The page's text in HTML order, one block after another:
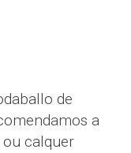
de
a
calquer